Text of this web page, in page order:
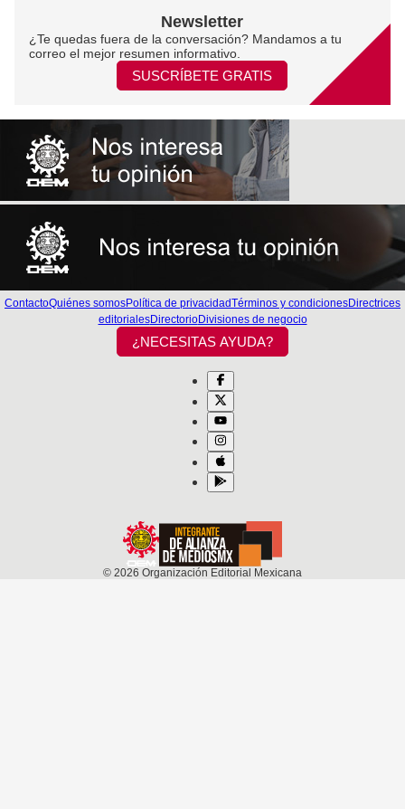
Newsletter
¿Te quedas fuera de la conversación? Mandamos a tu
correo el mejor resumen informativo.
SUSCRÍBETE GRATIS
ContactoQuiénes somosPolítica de privacidadTérminos y condicionesDirectrices
editorialesDirectorioDivisiones de negocio
¿NECESITAS AYUDA?
© 2026 Organización Editorial Mexicana